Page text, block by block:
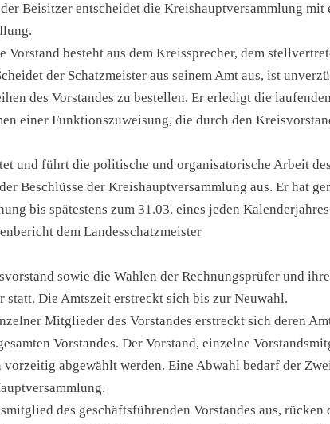
Bei­sit­zer ent­schei­det die Kreis­haupt­ver­samm­lung
Vor­stand besteht aus dem Kreis­spre­cher, dem
der Schatz­meis­ter aus sei­nem Amt aus, ist
des Vor­stan­des zu bestel­len. Er erle­digt die
einer Funk­ti­ons­zu­wei­sung, die durch den
und führt die poli­ti­sche und orga­ni­sa­to­ri­sche Arbeit
Beschlüs­se der Kreis­haupt­ver­samm­lung aus. Er hat
bis spä­tes­tens zum 31.03. eines jeden
dem Lan­des­schatz­meis­ter
sowie die Wah­len der Rech­nungs­prü­fer und
statt. Die Amts­zeit erstreckt sich bis zur Neu­wahl.
Mit­glie­der des Vor­stan­des erstreckt sich deren
Vor­stan­des. Der Vor­stand, ein­zel­ne
vor­zei­tig abge­wählt wer­den. Eine Abwahl bedarf der
des geschäfts­füh­ren­den Vor­stan­des aus,